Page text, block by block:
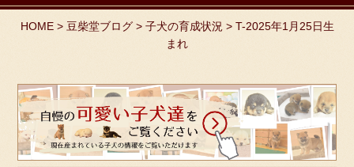
HOME> 豆柴堂ブログ> 子犬の育成状況 > T-2025年1月25日生
まれ